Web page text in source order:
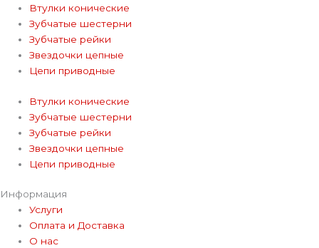
Втулки конические
Зубчатые шестерни
Зубчатые рейки
Звездочки цепные
Цепи приводные
Втулки конические
Зубчатые шестерни
Зубчатые рейки
Звездочки цепные
Цепи приводные
Информация
Услуги
Оплата и Доставка
О нас